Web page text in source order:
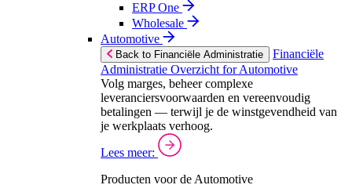
ERP One
Wholesale
Automotive
Back to Financiële Administratie
Financiële
Administratie Overzicht for Automotive
Volg marges, beheer complexe
leveranciersvoorwaarden en vereenvoudig
betalingen — terwijl je de winstgevendheid van
je werkplaats verhoog.
Lees meer:
Producten voor de Automotive